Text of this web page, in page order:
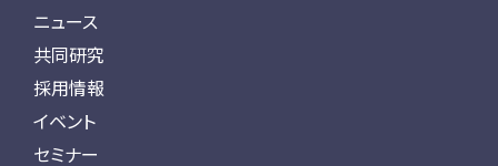
ニュース
共同研究
採用情報
イベント
セミナー